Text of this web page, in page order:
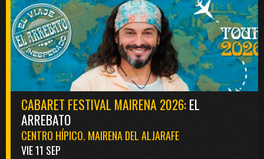
CABARET FESTIVAL MAIRENA 2026:EL
ARREBATO
CENTRO HÍPICO. MAIRENA DEL ALJARAFE
VIE 11 SEP